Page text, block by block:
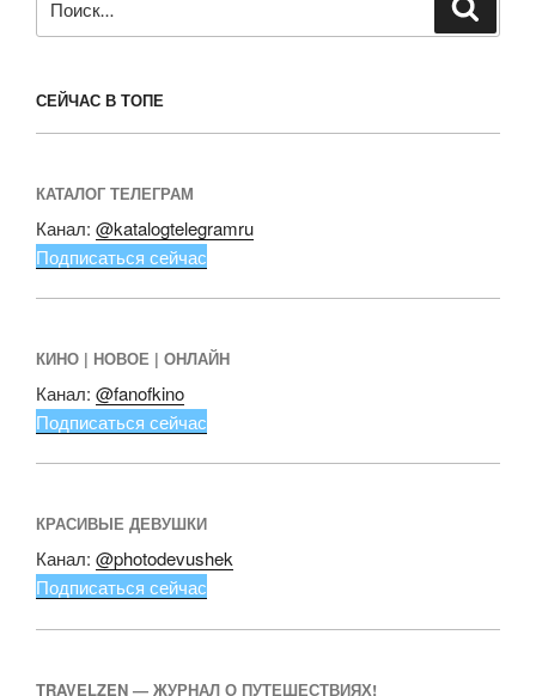
СЕЙЧАС В ТОПЕ
КАТАЛОГ ТЕЛЕГРАМ
Канал: @katalogtelegramru
Подписаться сейчас
КИНО | НОВОЕ | ОНЛАЙН
Канал: @fanofkino
Подписаться сейчас
КРАСИВЫЕ ДЕВУШКИ
Канал: @photodevushek
Подписаться сейчас
TRAVELZEN — ЖУРНАЛ О ПУТЕШЕСТВИЯХ!